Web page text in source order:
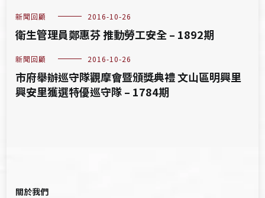
新聞回顧 2016-10-26
衛生管理員鄭惠芬 推動勞工安全 – 1892期
新聞回顧 2016-10-26
市府舉辦巡守隊觀摩會暨頒獎典禮 文山區明興里
興安里獲選特優巡守隊 – 1784期
關於我們